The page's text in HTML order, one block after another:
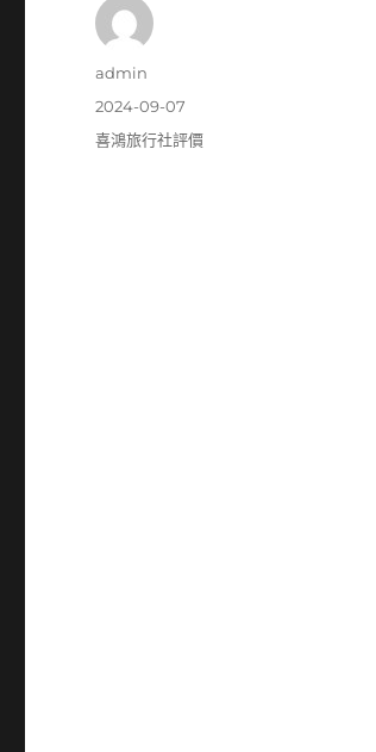
作
admin
發
佈
2024-09-07
分
喜鴻旅行社評價